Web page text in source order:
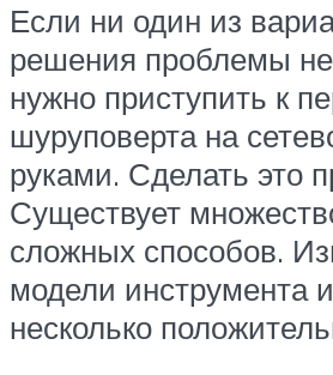
Если ни один из
решения проблемы не
нужно приступить к
шуруповерта на
руками. Сделать это
Существует
сложных способов.
модели инструмента
несколько